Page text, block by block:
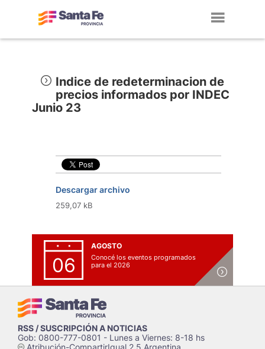
Indice de redeterminacion de
precios informados por INDEC
Junio 23
Descargar archivo
259,07 kB
06
AGOSTO
Conocé los eventos programados
para el 2026
RSS / SUSCRIPCIÓN A NOTICIAS
Gob: 0800-777-0801 - Lunes a Viernes: 8-18 hs
cAtribución-CompartirIgual 2.5 Argentina